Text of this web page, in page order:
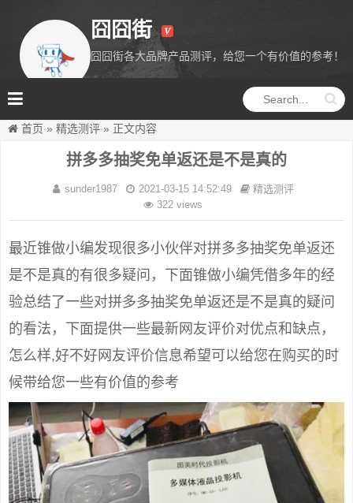
囧囧街
囧囧街各大品牌产品测评，给您一个有价值的参考！
首页 » 精选测评 » 正文内容
拼多多抽奖免单返还是不是真的
sunder1987 2021-03-15 14:52:49
精选测评
322 views
最近锥做小编发现很多小伙伴对拼多多抽奖免单返还
是不是真的有很多疑问，下面锥做小编凭借多年的经
验总结了一些对拼多多抽奖免单返还是不是真的疑问
的看法，下面提供一些最新网友评价对优点和缺点，
怎么样,好不好网友评价信息希望可以给您在购买的时
候带给您一些有价值的参考